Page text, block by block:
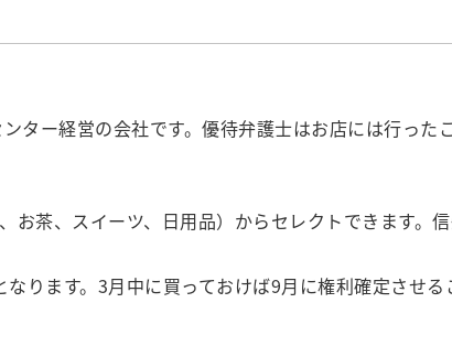
ター経営の会社です。優待弁護士はお店には行っ
茶、スイーツ、日用品）からセレクトできます。
ります。3月中に買っておけば9月に権利確定させ